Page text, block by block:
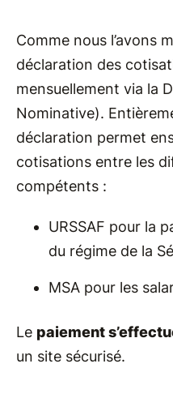
Comme nous l’avons
déclaration des
mensuellement via la
Nominative).
déclaration permet
cotisations entre les
compétents :
URSSAF pour la
du régime de la
MSA pour les
Le paiement
un site sécurisé.